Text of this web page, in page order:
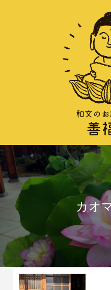
カオ